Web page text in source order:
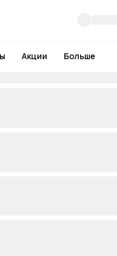
Акции Больше